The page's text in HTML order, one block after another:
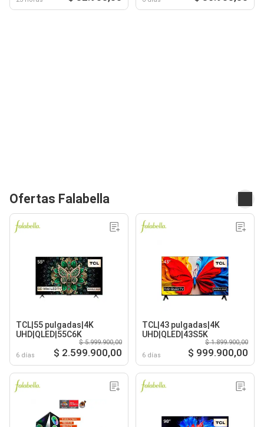
Ofertas Falabella
TCL|55 pulgadas|4K
UHD|QLED|55C6K
6 días
$ 5.999.900,00
$ 2.599.900,00
TCL|43 pulgadas|4K
UHD|QLED|43S5K
6 días
$ 1.899.900,00
$ 999.900,00